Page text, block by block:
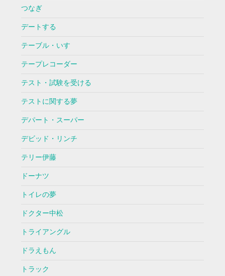
つなぎ
デートする
テーブル・いす
テープレコーダー
テスト・試験を受ける
テストに関する夢
デパート・スーパー
デビッド・リンチ
テリー伊藤
ドーナツ
トイレの夢
ドクター中松
トライアングル
ドラえもん
トラック